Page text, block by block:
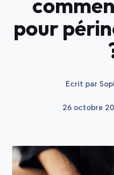
pour
Ecrit par
26 octobre